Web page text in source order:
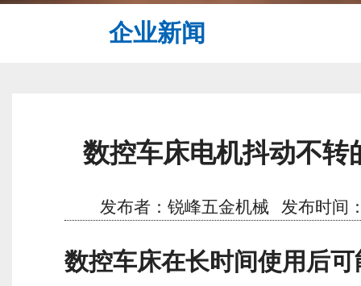
企业新闻
数控车床电机抖动不转
发布者：锐峰五金机械 发布时间
数控车床在长时间使用后